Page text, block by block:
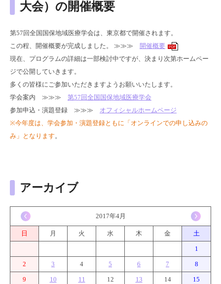
大会）の開催概要
第57回全国国保地域医療学会は、東京都で開催されます。
この程、開催概要が完成しました。 ≫≫≫ 開催概要 PDF
現在、プログラムの詳細は一部検討中ですが、決まり次第ホームペー
ジで公開していきます。
多くの皆様にご参加いただきますようお願いいたします。
学会案内 ≫≫≫ 第57回全国国保地域医療学会
参加申込・演題登録 ≫≫≫ オフィシャルホームページ
※今年度は、学会参加・演題登録ともに「オンラインでの申し込みの
み」となります 。
アーカイブ
2017年4月
日 月 火 水 木 金 土
1
2 3 4 5 6 7 8
9 10 11 12 13 14 15